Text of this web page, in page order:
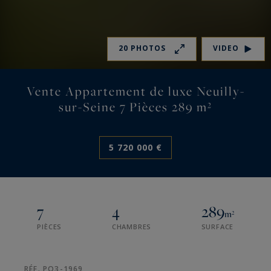
20 PHOTOS VIDEO
Vente Appartement de luxe Neuilly-
sur-Seine 7 Pièces 289 m²
5 720 000 €
7
PIÈCES
4
CHAMBRES
289m²
SURFACE
RÉF. PO3-1969